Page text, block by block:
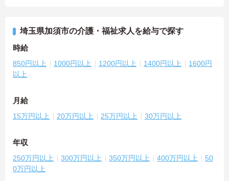
埼玉県加須市の介護・福祉求人を給与で探す
時給
850円以上 1000円以上 1200円以上 1400円以上
1600円
以上
月給
15万円以上 20万円以上 25万円以上 30万円以上
年収
250万円以上 300万円以上 350万円以上 400万円以上
50
0万円以上